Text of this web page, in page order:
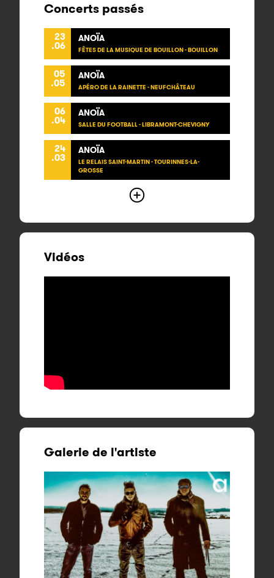
Concerts passés
23
.06
ANOÏA
FÊTES DE LA MUSIQUE DE BOUILLON - BOUILLON
05
.05
ANOÏA
APÉRO DE LA RAINETTE - NEUFCHÂTEAU
06
.04
ANOÏA
SALLE DU FOOTBALL - LIBRAMONT-CHEVIGNY
24
.03
ANOÏA
LE RELAIS SAINT-MARTIN - TOURINNES-LA-
GROSSE
Vidéos
Galerie de l'artiste